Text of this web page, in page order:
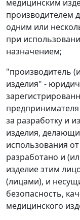
медицинским
производителем
одним или
при
назначением;
"производитель
изделия" -
за разработку и
изделия,
использования
разработано и
изделие этим
(лицами), и
безопасность,
медицинского